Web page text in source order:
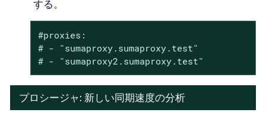
する。
#proxies:
# - "sumaproxy.sumaproxy.test"
# - "sumaproxy2.sumaproxy.test"
プロシージャ: 新しい同期速度の分析